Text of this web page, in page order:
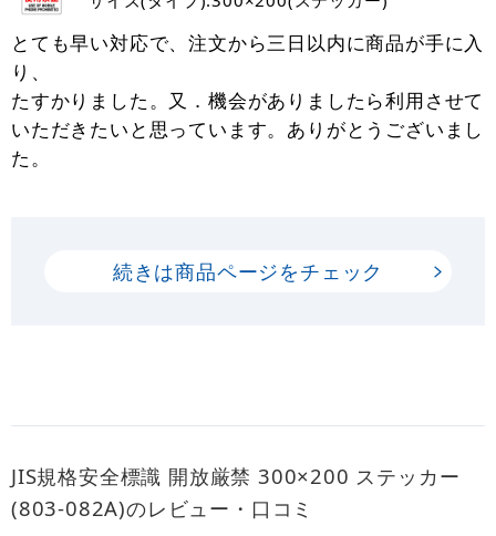
とても早い対応で、注文から三日以内に商品が手に入
り、
たすかりました。又．機会がありましたら利用させて
いただきたいと思っています。ありがとうございまし
た。
続きは商品ページをチェック
JIS規格安全標識 開放厳禁 300×200 ステッカー
(803-082A)のレビュー・口コミ